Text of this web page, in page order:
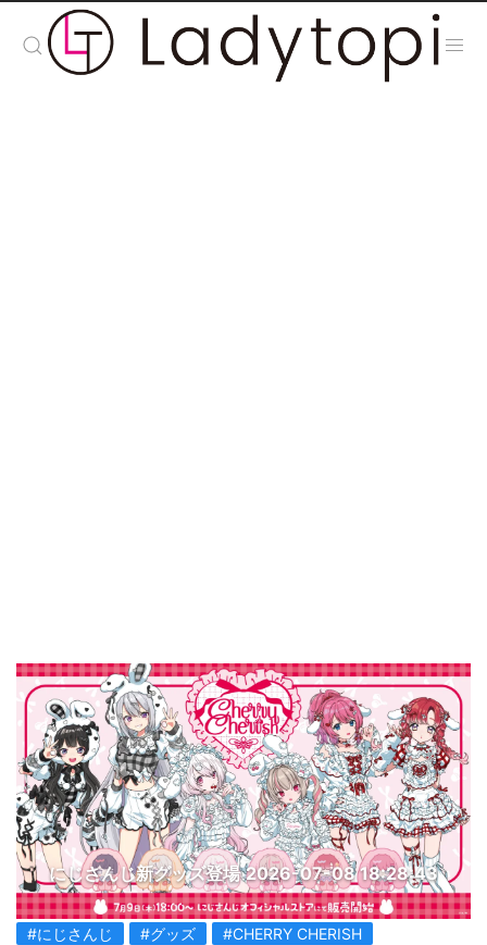
にじさんじ新グッズ登場 2026-07-08 18:28:43
#にじさんじ #グッズ #CHERRY CHERISH